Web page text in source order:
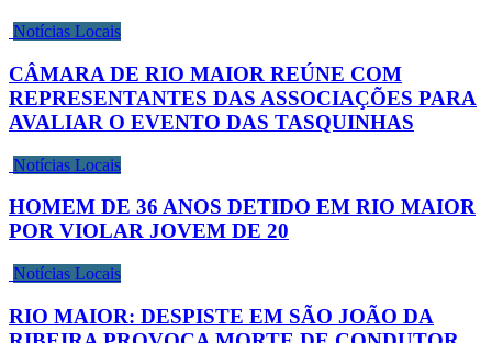
Notícias Locais
CÂMARA DE RIO MAIOR REÚNE COM
REPRESENTANTES DAS ASSOCIAÇÕES PARA
AVALIAR O EVENTO DAS TASQUINHAS
Notícias Locais
HOMEM DE 36 ANOS DETIDO EM RIO MAIOR
POR VIOLAR JOVEM DE 20
Notícias Locais
RIO MAIOR: DESPISTE EM SÃO JOÃO DA